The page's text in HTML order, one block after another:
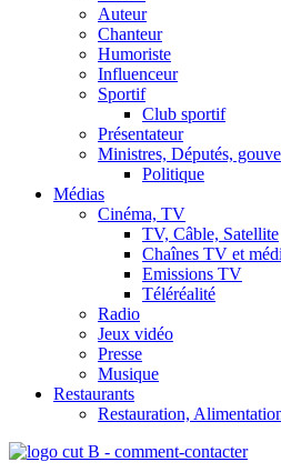
Auteur
Chanteur
Humoriste
Influenceur
Sportif
Club sportif
Présentateur
Ministres, Députés,
Politique
Médias
Cinéma, TV
TV, Câble, Satellite
Chaînes TV et
Emissions TV
Téléréalité
Radio
Jeux vidéo
Presse
Musique
Restaurants
Restauration,